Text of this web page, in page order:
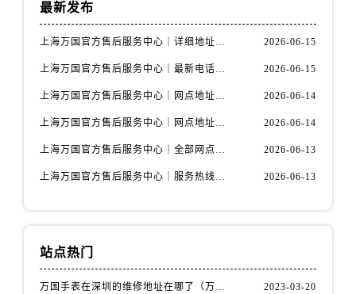
最新发布
上海万国官方售后服务中心｜详细地址与售后电话权威信息公示（2026年6月最新） 2026-06-15
上海万国官方售后服务中心｜最新电话及地址权威信息公示（2026年6月最新） 2026-06-15
上海万国官方售后服务中心｜网点地址及热线权威信息公示（2026年6月最新） 2026-06-14
上海万国官方售后服务中心｜网点地址与服务热线权威信息公示（2026年6月最新） 2026-06-14
上海万国官方售后服务中心｜全部网点地址电话权威信息公示（2026年6月最新） 2026-06-13
上海万国官方售后服务中心｜服务热线及办公地址权威信息公示（2026年6月最新） 2026-06-13
站点热门
万国手表在深圳的维修地址在哪了（万国手表如何更换表带） 2023-03-20